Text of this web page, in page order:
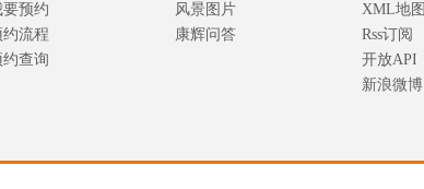
要预约
约流程
约查询
风景图片
康辉问答
XML地图
Rss订阅
开放API
新浪微博